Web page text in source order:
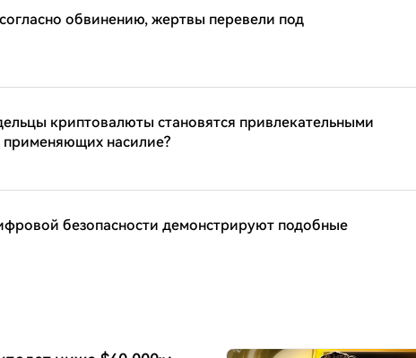
обвинению, жертвы перевели под
криптовалюты становятся привлекательными
насилие?
безопасности демонстрируют подобные